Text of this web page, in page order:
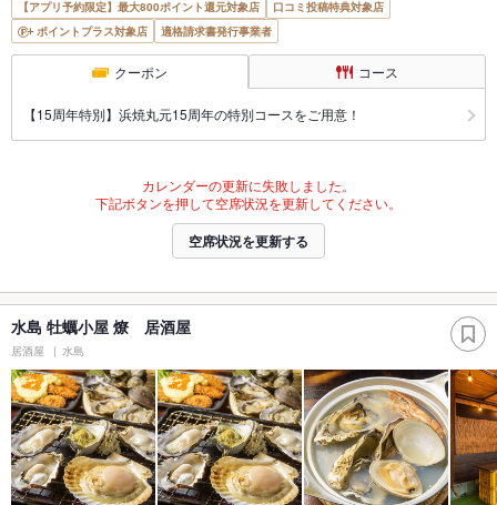
【アプリ予約限定】最大800ポイント還元対象店
口コミ投稿特典対象店
ポイントプラス対象店
適格請求書発行事業者
クーポン コース
【15周年特別】浜焼丸元15周年の特別コースをご用意！
カレンダーの更新に失敗しました。
下記ボタンを押して空席状況を更新してください。
空席状況を更新する
水島 牡蠣小屋 燎 居酒屋
居酒屋 水島